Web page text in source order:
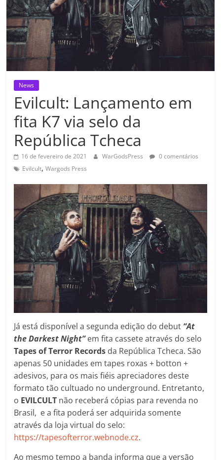
News
Evilcult: Lançamento em
fita K7 via selo da
República Tcheca
16 de fevereiro de 2021 WarGodsPress
0 comentários
Evilcult,Wargods Press
Já está disponível a segunda edição do debut “At
the Darkest Night”em fita cassete através do selo
Tapes of Terror Records da República Tcheca. São
apenas 50 unidades em tapes roxas + botton +
adesivos, para os mais fiéis apreciadores deste
formato tão cultuado no underground. Entretanto,
o EVILCULT não receberá cópias para revenda no
Brasil, e a fita poderá ser adquirida somente
através da loja virtual do selo:
https://tapesofterror.webnode.cz.
Ao mesmo tempo a banda informa que a versão